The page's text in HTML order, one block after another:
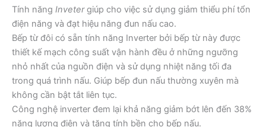
Tính năng Invetergiúp cho việc sử dụng giảm thiểu phí tổn
điện năng và đạt hiệu năng đun nấu cao.
Bếp từ đôi có sẵn tính năng Inverter bởi bếp từ này được
thiết kế mạch công suất vận hành đều ở những ngưỡng
nhỏ nhất của nguồn điện và sử dụng nhiệt năng tối đa
trong quá trình nấu. Giúp bếp đun nấu thường xuyên mà
không cần bật tắt liên tục.
Công nghệ inverter đem lại khả năng giảm bớt lên đến 38%
năng lượng điện và tăng tính bền cho bếp nấu.